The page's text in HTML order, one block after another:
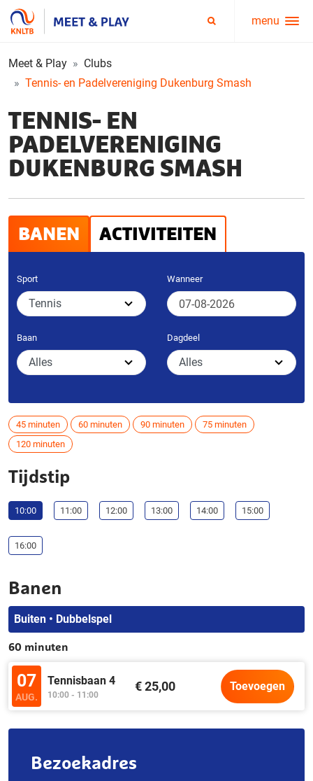
Service
menu
menu
Meet & Play
Clubs
Tennis- en Padelvereniging Dukenburg Smash
TENNIS- EN
PADELVERENIGING
DUKENBURG SMASH
BANEN ACTIVITEITEN
Sport Wanneer
Baan Dagdeel
45 minuten 60 minuten 90 minuten
75 minuten
120 minuten
Tijdstip
10:00 11:00 12:00 13:00 14:00 15:00
16:00
Banen
Buiten • Dubbelspel
60 minuten
07
AUG.
Tennisbaan 4
10:00 - 11:00
€ 25,00 Toevoegen
Bezoekadres